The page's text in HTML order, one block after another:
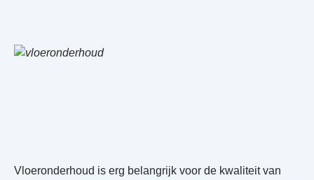
Vloeronderhoud is erg belangrijk voor de kwaliteit van